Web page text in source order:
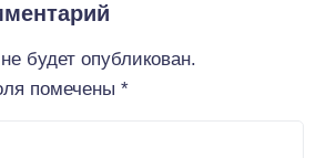
будет опубликован.
помечены *